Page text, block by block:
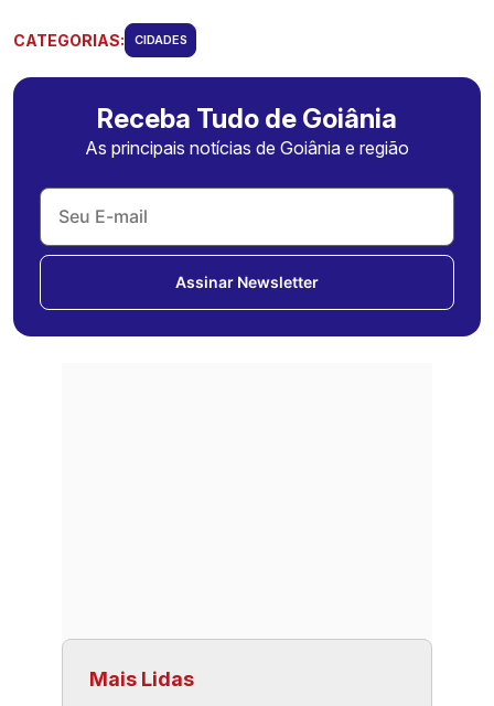
CATEGORIAS: CIDADES
Receba Tudo de Goiânia
As principais notícias de Goiânia e região
Assinar Newsletter
Mais Lidas